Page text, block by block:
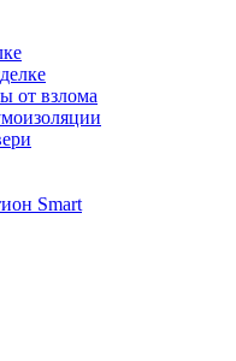
от взлома
Smart